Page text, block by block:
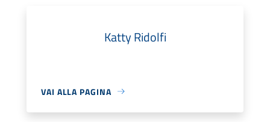
Katty Ridolfi
VAI ALLA PAGINA